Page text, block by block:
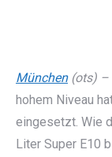
München(ots) –
hohem Niveau
eingesetzt. Wie
Liter Super E10